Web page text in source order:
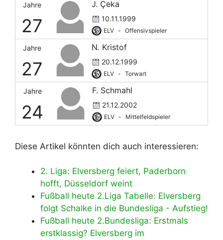
Jahre
27
J. Çeka
10.11.1999
ELV - Offensivspieler
Jahre
27
N. Kristof
20.12.1999
ELV - Torwart
Jahre
24
F. Schmahl
21.12.2002
ELV - Mittelfeldspieler
Diese Artikel könnten dich auch interessieren:
2. Liga: Elversberg feiert, Paderborn
hofft, Düsseldorf weint
Fußball heute 2.Liga Tabelle: Elversberg
folgt Schalke in die Bundesliga - Aufstieg!
Fußball heute 2.Bundesliga: Erstmals
erstklassig? Elversberg im